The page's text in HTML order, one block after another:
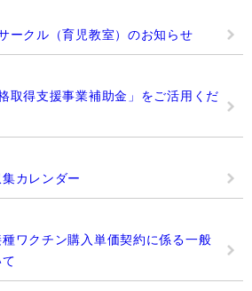
クル（育児教室）のお知らせ
取得支援事業補助金」をご活用くだ
カレンダー
ワクチン購入単価契約に係る一般